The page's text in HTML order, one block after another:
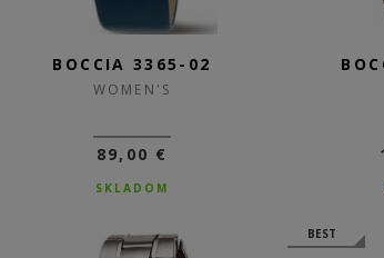
BOCCIA 3365-02
WOMEN'S
89,00 €
SKLADOM
BEST